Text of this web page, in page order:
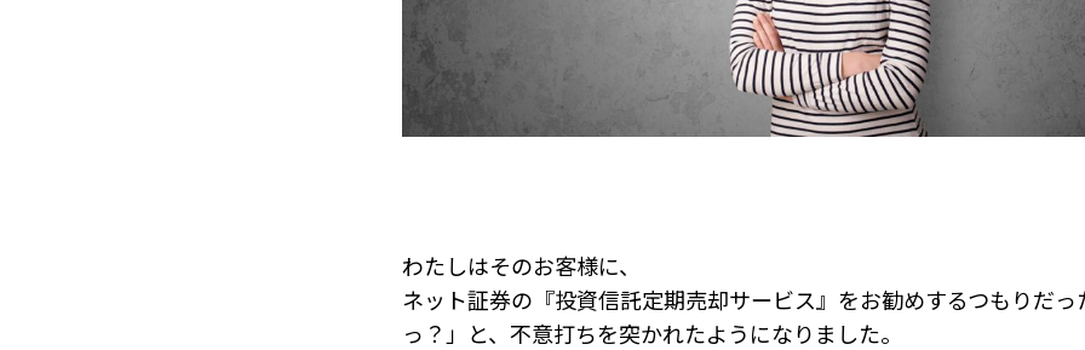
わたしはそのお客様に、
ネット証券の『投資信託定期売却サービス』をお勧めするつもりだ
っ？」と、不意打ちを突かれたようになりました。